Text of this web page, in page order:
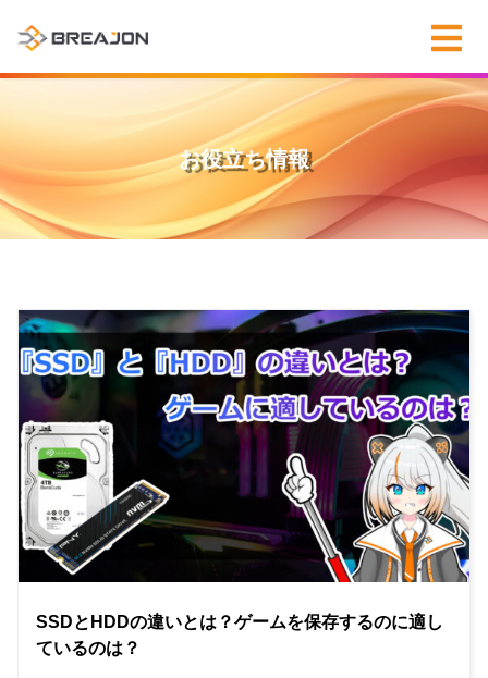
お役立ち情報
SSDとHDDの違いとは？ゲームを保存するのに適し
ているのは？